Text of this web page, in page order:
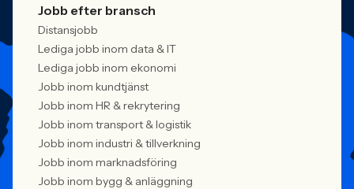
Jobb efter bransch
Distansjobb
Lediga jobb inom data & IT
Lediga jobb inom ekonomi
Jobb inom kundtjänst
Jobb inom HR & rekrytering
Jobb inom transport & logistik
Jobb inom industri & tillverkning
Jobb inom marknadsföring
Jobb inom bygg & anläggning